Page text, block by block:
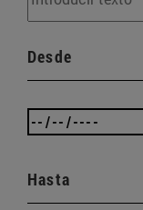
Desde
Hasta